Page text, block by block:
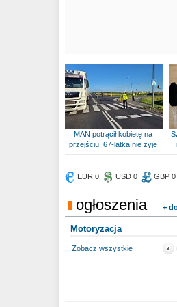
MAN potrącił kobietę na
przejściu. 67-latka nie żyje
EUR 0 USD 0 GBP 0
ogłoszenia +
Motoryzacja
Zobacz wszystkie